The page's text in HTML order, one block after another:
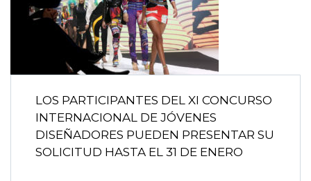
LOS PARTICIPANTES DEL XI CONCURSO
INTERNACIONAL DE JÓVENES
DISEÑADORES PUEDEN PRESENTAR SU
SOLICITUD HASTA EL 31 DE ENERO